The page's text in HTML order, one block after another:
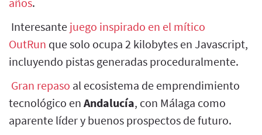
Interesante juego inspirado en el mítico
OutRun que solo ocupa 2 kilobytes en Javascript,
incluyendo pistas generadas proceduralmente.
Gran repaso al ecosistema de emprendimiento
tecnológico en Andalucía, con Málaga como
aparente líder y buenos prospectos de futuro.